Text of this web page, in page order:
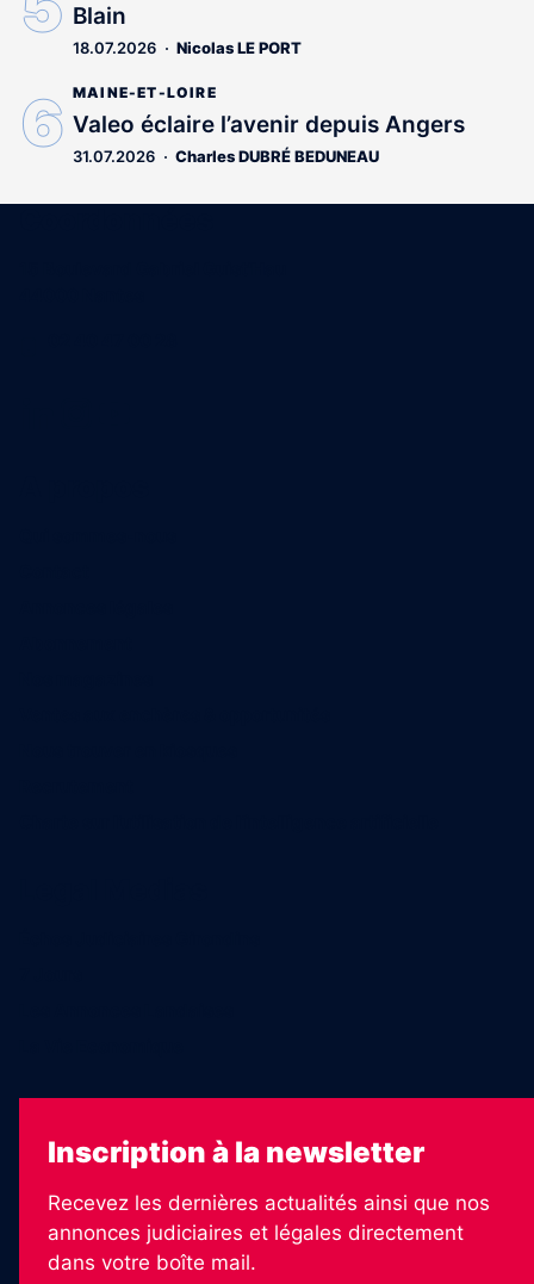
Blain
18.07.2026 Nicolas LE PORT
MAINE-ET-LOIRE
Valeo éclaire l’avenir depuis Angers
31.07.2026 Charles DUBRÉ BEDUNEAU
Inscription à la newsletter
Recevez les dernières actualités ainsi que nos
annonces judiciaires et légales directement
dans votre boîte mail.